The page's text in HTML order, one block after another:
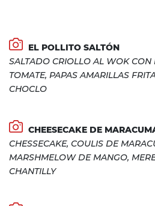
EL POLLITO SALTÓN
SALTADO CRIOLLO AL WOK CON
TOMATE, PAPAS AMARILLAS
CHOCLO
CHEESECAKE DE
CHESSECAKE, COULIS DE
MARSHMELOW DE MANGO,
CHANTILLY